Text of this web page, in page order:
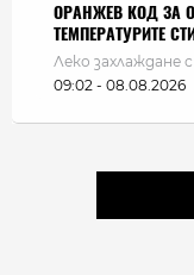
ОРАНЖЕВ КОД ЗА
ТЕМПЕРАТУРИТЕ
Леко захлаждане
09:02 - 08.08.2026